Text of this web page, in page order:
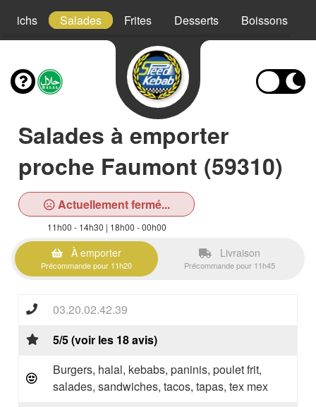
Salades Frites Desserts Boissons
Salades à emporter
proche Faumont (59310)
Actuellement fermé...
11h00 - 14h30 | 18h00 - 00h00
À emporter
Précommande pour 11h20
Livraison
Précommande pour 11h45
03.20.02.42.39
5/5 (voir les 18 avis)
Burgers, halal, kebabs, paninis, poulet frit,
salades, sandwiches, tacos, tapas, tex mex